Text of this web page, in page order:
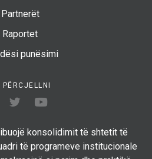
Partnerët
Raportet
punësimi
PËRCJELLNI
konsolidimit të shtetit të
të programeve institucionale